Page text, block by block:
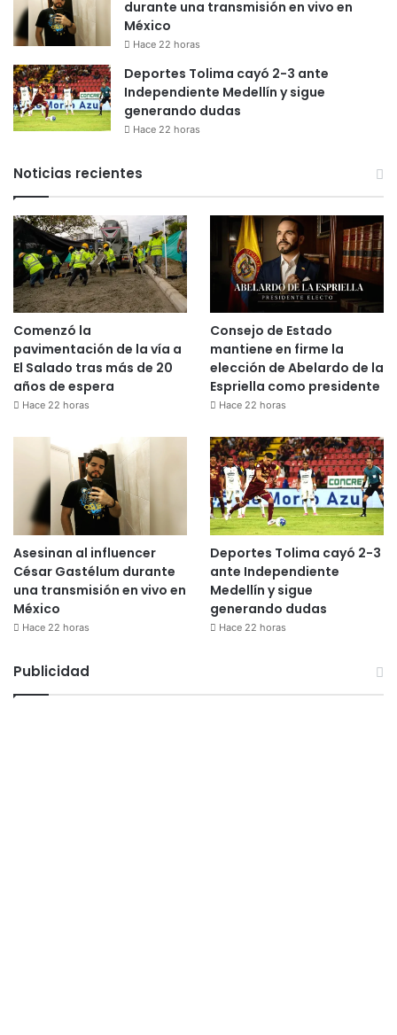
durante una transmisión en vivo en
México
Hace 22 horas
Deportes Tolima cayó 2-3 ante
Independiente Medellín y sigue
generando dudas
Hace 22 horas
Noticias recientes
Comenzó la
pavimentación de la vía a
El Salado tras más de 20
años de espera
Hace 22 horas
Consejo de Estado
mantiene en firme la
elección de Abelardo de la
Espriella como presidente
Hace 22 horas
Asesinan al influencer
César Gastélum durante
una transmisión en vivo en
México
Hace 22 horas
Deportes Tolima cayó 2-3
ante Independiente
Medellín y sigue
generando dudas
Hace 22 horas
Publicidad